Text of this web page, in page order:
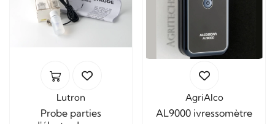
Lutron
Probe parties
AgriAlco
AL9000 ivressomètre